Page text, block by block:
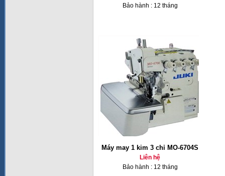
Bảo hành : 12 tháng
Máy may 1 kim 3 chỉ MO-6704S
Liên hệ
Bảo hành : 12 tháng